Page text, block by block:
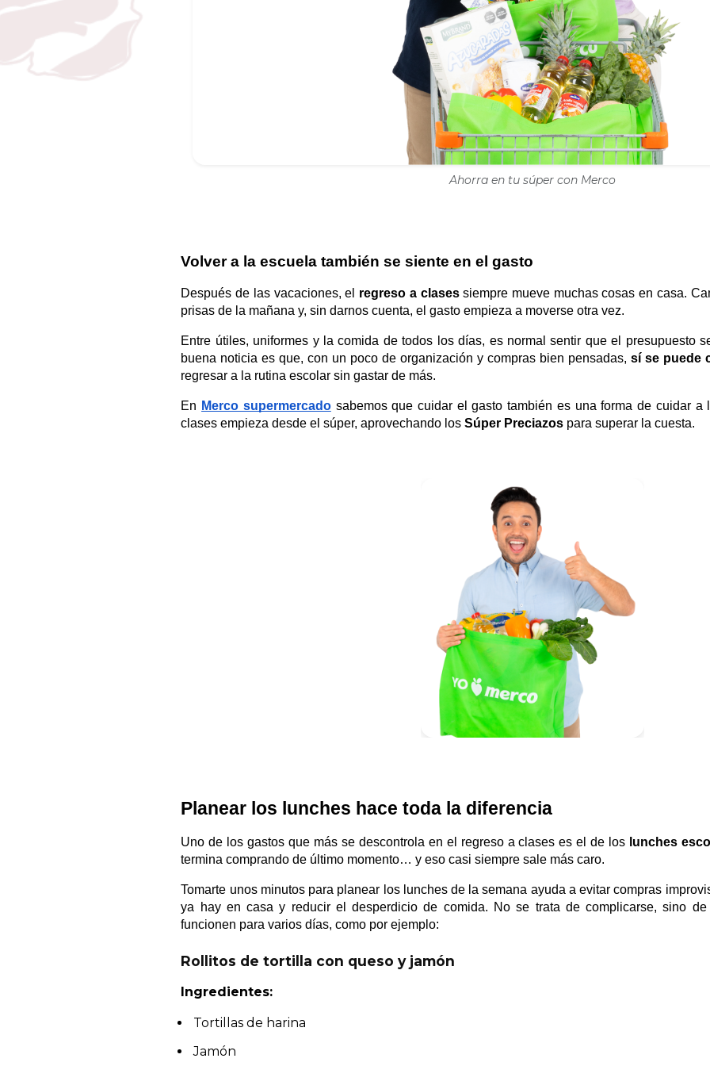
Ahorra en tu súper con Merco
Volver a la escuela también se siente en el gasto
Después de las vacaciones, el regreso a clasessiempre mueve muchas cosas en casa.
prisas de la mañana y, sin darnos cuenta, el gasto empieza a moverse otra vez.
Entre útiles, uniformes y la comida de todos los días, es normal sentir que el presupuesto
buena noticia es que, con un poco de organización y compras bien pensadas, sí se puede
regresar a la rutina escolar sin gastar de más.
En Merco supermercadosabemos que cuidar el gasto también es una forma de cuidar a
clases empieza desde el súper, aprovechando losSúper Preciazos para superar la cuesta.
Planear los lunches hace toda la diferencia
Uno de los gastos que más se descontrola en el regreso a clases es el de los lunches
termina comprando de último momento… y eso casi siempre sale más caro.
Tomarte unos minutos para planear los lunches de la semana ayuda a evitar compras
ya hay en casa y reducir el desperdicio de comida. No se trata de complicarse, sino
funcionen para varios días, como por ejemplo:
Rollitos de tortilla con queso y jamón
Ingredientes:
Tortillas de harina
Jamón